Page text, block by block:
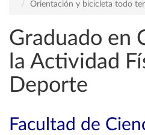
Orientación y bicicleta todo
Graduado en
la Actividad
Deporte
Facultad de